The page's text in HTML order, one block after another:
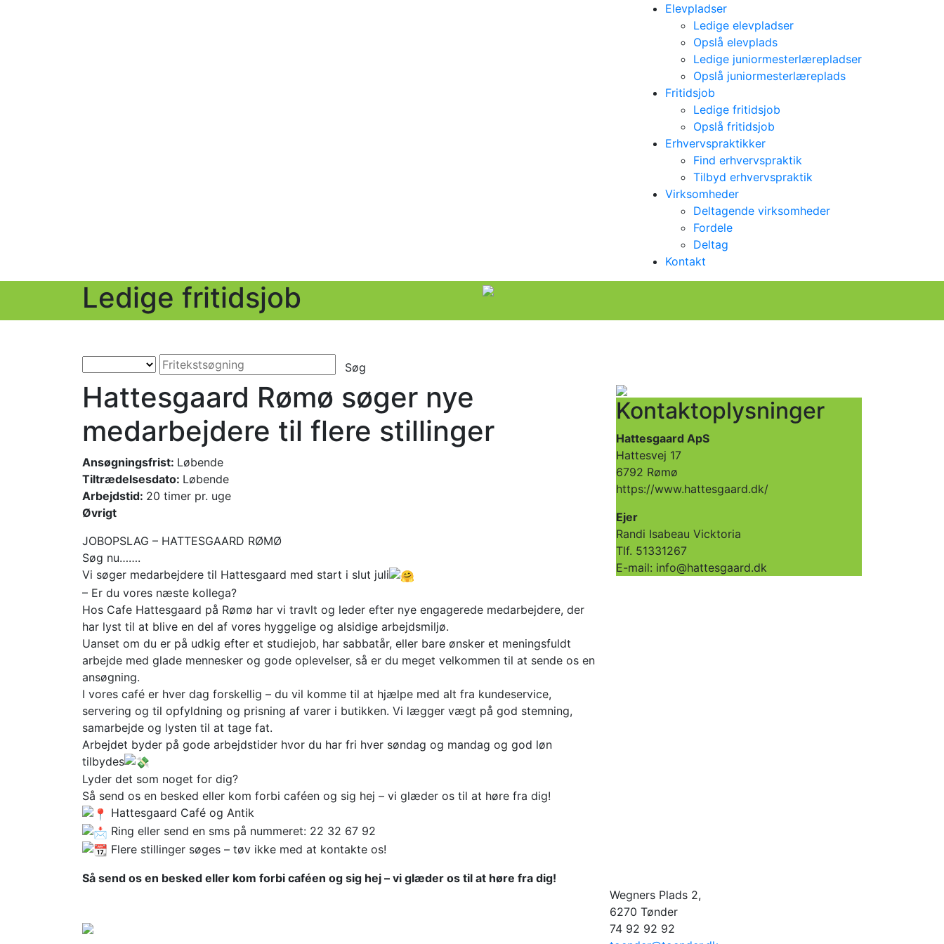
Elevpladser
Ledige elevpladser
Opslå elevplads
Ledige juniormesterlærepladser
Opslå juniormesterlæreplads
Fritidsjob
Ledige fritidsjob
Opslå fritidsjob
Erhvervspraktikker
Find erhvervspraktik
Tilbyd erhvervspraktik
Virksomheder
Deltagende virksomheder
Fordele
Deltag
Kontakt
Ledige fritidsjob
Søg
Hattesgaard Rømø søger nye
medarbejdere til flere stillinger
Ansøgningsfrist: Løbende
Tiltrædelsesdato: Løbende
Arbejdstid: 20 timer pr. uge
Øvrigt
JOBOPSLAG – HATTESGAARD RØMØ
Søg nu…….
Vi søger medarbejdere til Hattesgaard med start i slut juli
– Er du vores næste kollega?
Hos Cafe Hattesgaard på Rømø har vi travlt og leder efter nye engagerede medarbejdere, der
har lyst til at blive en del af vores hyggelige og alsidige arbejdsmiljø.
Uanset om du er på udkig efter et studiejob, har sabbatår, eller bare ønsker et meningsfuldt
arbejde med glade mennesker og gode oplevelser, så er du meget velkommen til at sende os en
ansøgning.
I vores café er hver dag forskellig – du vil komme til at hjælpe med alt fra kundeservice,
servering og til opfyldning og prisning af varer i butikken. Vi lægger vægt på god stemning,
samarbejde og lysten til at tage fat.
Arbejdet byder på gode arbejdstider hvor du har fri hver søndag og mandag og god løn
tilbydes
Lyder det som noget for dig?
Så send os en besked eller kom forbi caféen og sig hej – vi glæder os til at høre fra dig!
Hattesgaard Café og Antik
Ring eller send en sms på nummeret: 22 32 67 92
Flere stillinger søges – tøv ikke med at kontakte os!
Så send os en besked eller kom forbi caféen og sig hej – vi glæder os til at høre fra dig!
Kontaktoplysninger
Hattesgaard ApS
Hattesvej 17
6792 Rømø
https://www.hattesgaard.dk/
Ejer
Randi Isabeau Vicktoria
Tlf. 51331267
E-mail: info@hattesgaard.dk
Wegners Plads 2,
6270 Tønder
74 92 92 92